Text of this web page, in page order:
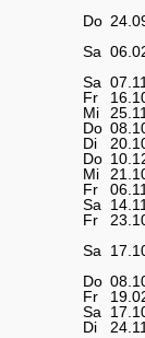
Do
Sa
Sa
Fr
Mi
Do
Di
Do
Mi
Fr
Sa
Fr
Sa
Do
Fr
Sa
Di